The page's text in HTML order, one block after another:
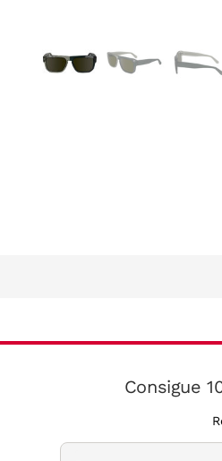
Consigue